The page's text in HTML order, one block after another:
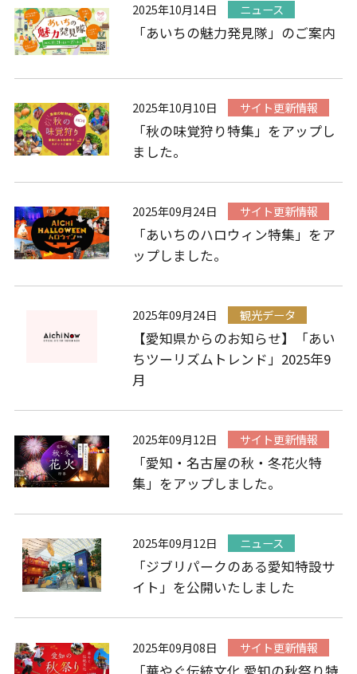
2025年10月14日 ニュース
「あいちの魅力発見隊」のご案内
2025年10月10日 サイト更新情報
「秋の味覚狩り特集」をアップし
ました。
2025年09月24日 サイト更新情報
「あいちのハロウィン特集」をア
ップしました。
2025年09月24日 観光データ
【愛知県からのお知らせ】「あい
ちツーリズムトレンド」2025年9
月
2025年09月12日 サイト更新情報
「愛知・名古屋の秋・冬花火特
集」をアップしました。
2025年09月12日 ニュース
「ジブリパークのある愛知特設サ
イト」を公開いたしました
2025年09月08日 サイト更新情報